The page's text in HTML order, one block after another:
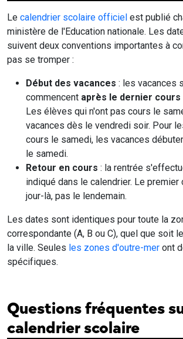
Le calendrier scolaire officiel est publié
ministère de l'Education nationale. Les
suivent deux conventions importantes à
pas se tromper :
Début des vacances : les vacances
commencent après le dernier cours
Les élèves qui n'ont pas cours le
vacances dès le vendredi soir. Pour
cours le samedi, les vacances
le samedi.
Retour en cours : la rentrée
indiqué dans le calendrier. Le premier
jour-là, pas le lendemain.
Les dates sont identiques pour toute la
correspondante (A, B ou C), quel que soit
la ville. Seules les zones d'outre-mer ont
spécifiques.
Questions fréquentes
calendrier scolaire